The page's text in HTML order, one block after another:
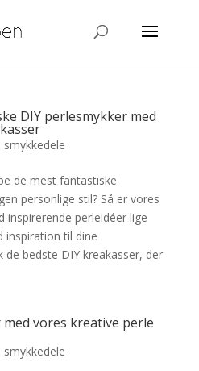
DIY perlesmykker med
smykkedele
de mest fantastiske
personlige stil? Så er vores
inspirerende perleidéer lige
inspiration til dine
bedste DIY kreakasser, der
vores kreative perle
smykkedele